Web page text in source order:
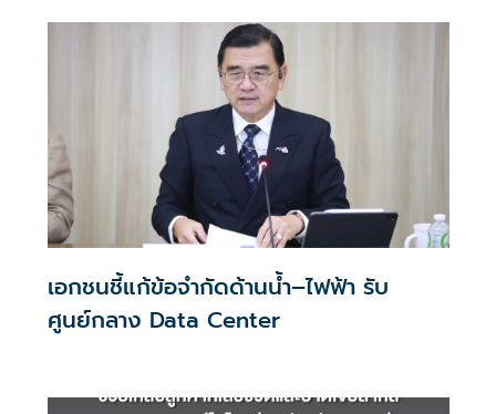
เอกชนชี้แก้ข้อจำกัดด้านน้ำ–ไฟฟ้า รับ
ศูนย์กลาง Data Center